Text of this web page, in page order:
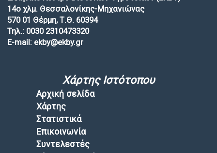
14ο χλμ. Θεσσαλονίκης-Μηχανιώνας
570 01 Θέρμη, Τ.Θ. 60394
Τηλ.: 0030 2310473320
E-mail: ekby@ekby.gr
Χάρτης Ιστότοπου
Αρχική σελίδα
Χάρτης
Στατιστικά
Επικοινωνία
Συντελεστές